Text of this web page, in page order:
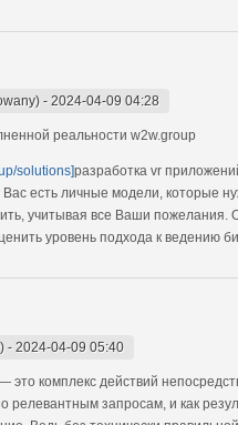
- 2024-04-09 04:28
реальности w2w.group
solutions]разработка vr
есть личные модели, которые
учитывая все Ваши
уровень подхода к ведению
- 2024-04-09 05:40
это комплекс действий
релевантным запросам, и как